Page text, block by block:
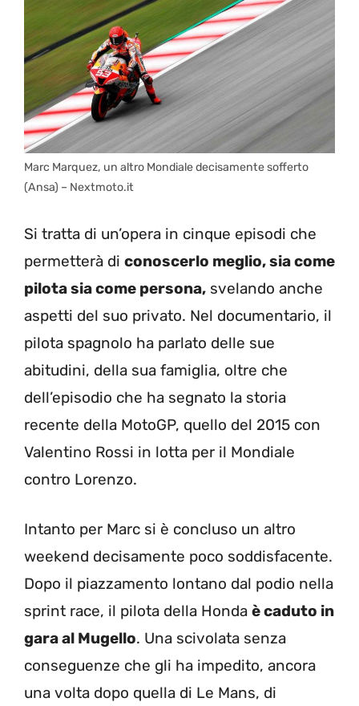
Marc Marquez, un altro Mondiale decisamente sofferto
(Ansa) – Nextmoto.it
Si tratta di un’opera in cinque episodi che
permetterà di conoscerlo meglio, sia come
pilota sia come persona, svelando anche
aspetti del suo privato. Nel documentario, il
pilota spagnolo ha parlato delle sue
abitudini, della sua famiglia, oltre che
dell’episodio che ha segnato la storia
recente della MotoGP, quello del 2015 con
Valentino Rossi in lotta per il Mondiale
contro Lorenzo.
Intanto per Marc si è concluso un altro
weekend decisamente poco soddisfacente.
Dopo il piazzamento lontano dal podio nella
sprint race, il pilota della Honda è caduto in
gara al Mugello. Una scivolata senza
conseguenze che gli ha impedito, ancora
una volta dopo quella di Le Mans, di